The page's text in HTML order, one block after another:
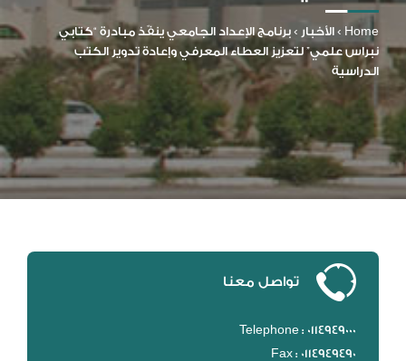
MTSIS
إدارة الموارد البشرية
MYHRM
نظام التواصل الإداري
MYACS
البريد الجامعي
EMAIL
نظام التقييم السنوي
Home
› الأخبار › برنامج الإعداد الجامعي ينفّذ مبادرة “كتابي
نبراس علمي” لتعزيز العطاء المعرفي وإعادة تدوير الكتب
الدراسية
تواصل معنا
Telephone : 0114949000
Fax : 0114949490